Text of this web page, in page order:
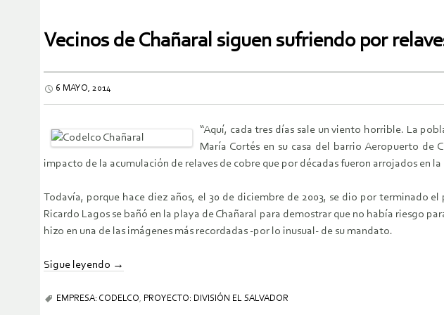
Vecinos de Chañaral siguen sufriendo por
6 MAYO, 2014
“Aquí, cada tres días sale un viento horrible. La
María Cortés en su casa del barrio Aeropuerto de
impacto de la acumulación de relaves de cobre que por décadas fueron arrojados en la
Todavía, porque hace diez años, el 30 de diciembre de 2003, se dio por terminado
Ricardo Lagos se bañó en la playa de Chañaral para demostrar que no había riesgo
hizo en una de las imágenes más recordadas -por lo inusual- de su mandato.
Sigue leyendo →
EMPRESA: CODELCO, PROYECTO: DIVISIÓN EL SALVADOR